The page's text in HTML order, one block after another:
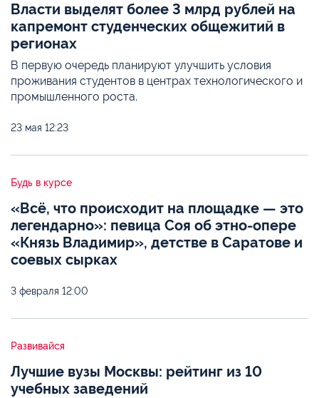
Власти выделят более 3 млрд рублей на
капремонт студенческих общежитий в
регионах
В первую очередь планируют улучшить условия
проживания студентов в центрах технологического и
промышленного роста.
23 мая 12:23
Будь в курсе
«Всё, что происходит на площадке — это
легендарно»: певица Соя об этно-опере
«Князь Владимир», детстве в Саратове и
соевых сырках
3 февраля 12:00
Развивайся
Лучшие вузы Москвы: рейтинг из 10
учебных заведений